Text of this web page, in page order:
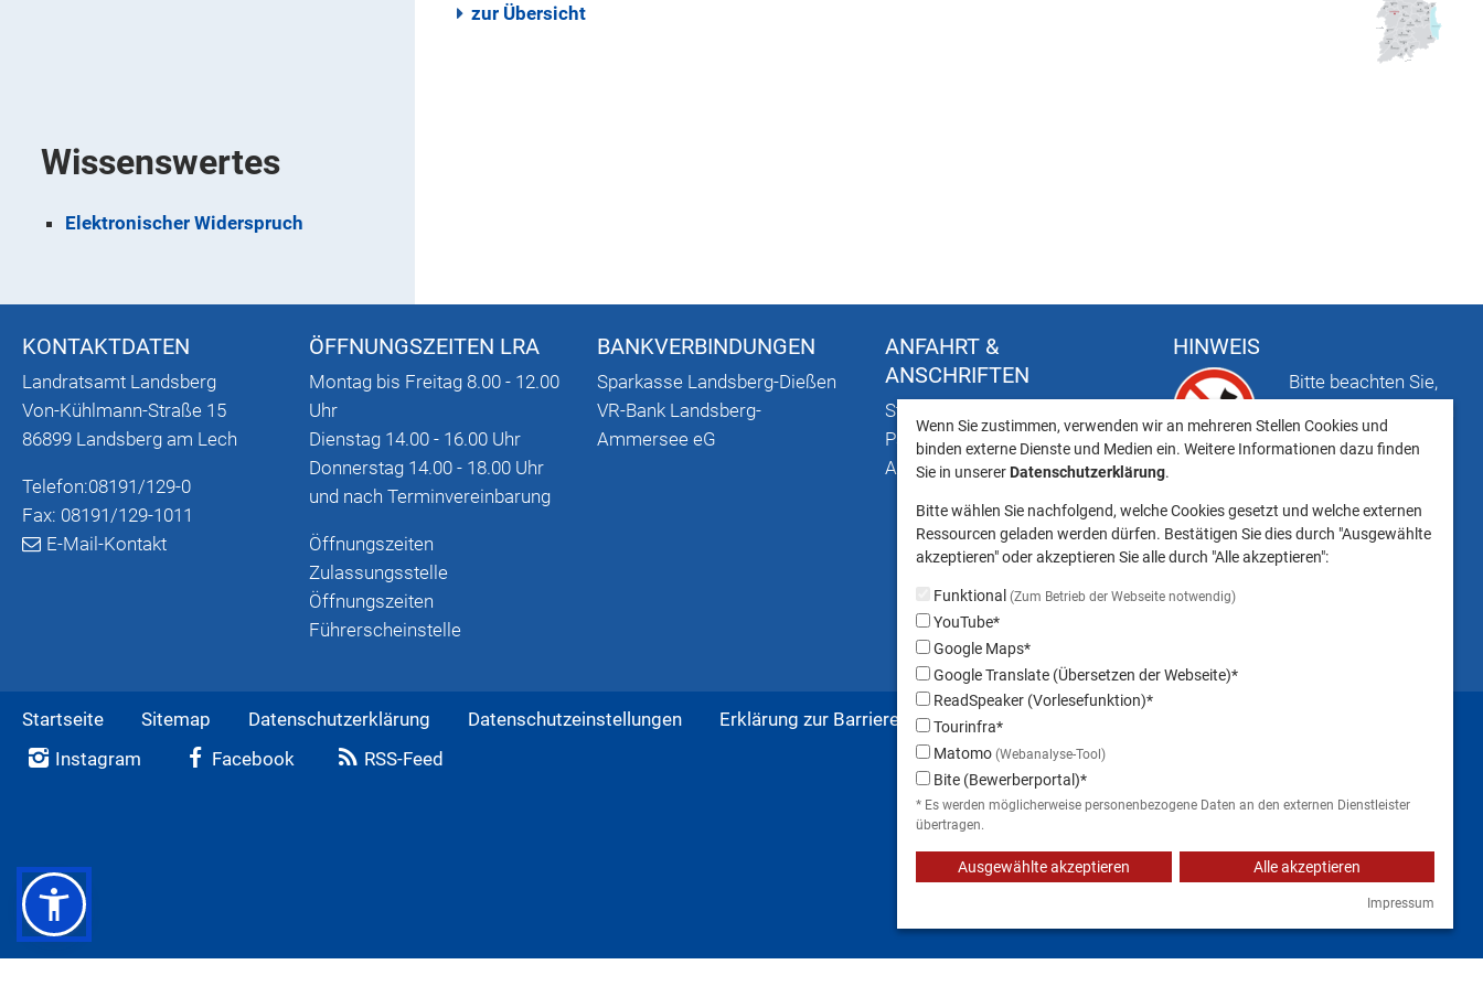
zur Übersicht
Wissenswertes
Elektronischer Widerspruch
KONTAKTDATEN
Landratsamt Landsberg
Von-Kühlmann-Straße 15
86899 Landsberg am Lech
Telefon:08191/129-0
Fax: 08191/129-1011
E-Mail-Kontakt
ÖFFNUNGSZEITEN LRA
Montag bis Freitag 8.00 - 12.00
Uhr
Dienstag 14.00 - 16.00 Uhr
Donnerstag 14.00 - 18.00 Uhr
und nach Terminvereinbarung
Öffnungszeiten
Zulassungsstelle
Öffnungszeiten
Führerscheinstelle
BANKVERBINDUNGEN
Sparkasse Landsberg-Dießen
VR-Bank Landsberg-
Ammersee eG
ANFAHRT &
ANSCHRIFTEN
Stadtplan mit
Parkmöglichkeiten
Anschriften
HINWEIS
Bitte beachten Sie,
von Tieren ins
gestattet ist.
Startseite Sitemap Datenschutzerklärung Datenschutzeinstellungen Erklärung zur Barrierefreiheit
Impressum
Instagram
Facebook RSS-Feed
Wenn Sie zustimmen, verwenden wir an mehreren Stellen Cookies und
binden externe Dienste und Medien ein. Weitere Informationen dazu finden
Sie in unserer Datenschutzerklärung.
Bitte wählen Sie nachfolgend, welche Cookies gesetzt und welche externen
Ressourcen geladen werden dürfen. Bestätigen Sie dies durch "Ausgewählte
akzeptieren" oder akzeptieren Sie alle durch "Alle akzeptieren":
Funktional (Zum Betrieb der Webseite notwendig)
YouTube*
Google Maps*
Google Translate (Übersetzen der Webseite)*
ReadSpeaker (Vorlesefunktion)*
Tourinfra*
Matomo (Webanalyse-Tool)
Bite (Bewerberportal)*
* Es werden möglicherweise personenbezogene Daten an den externen Dienstleister
übertragen.
Ausgewählte akzeptieren Alle akzeptieren
Impressum